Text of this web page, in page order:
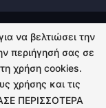
να βελτιώσει την
περιήγησή σας σε
χρήση cookies.
χρήσης και τις
ΠΕΡΙΣΣΟΤΕΡΑ